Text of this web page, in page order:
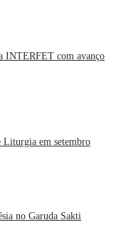
INTERFET com avanço
Liturgia em setembro
no Garuda Sakti